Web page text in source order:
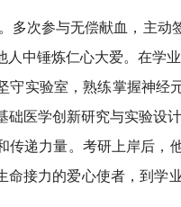
多次参与无偿献血，主
人中锤炼仁心大爱。在学
实验室，熟练掌握神经
医学创新研究与实验设
传递力量。考研上岸后
命接力的爱心使者，到